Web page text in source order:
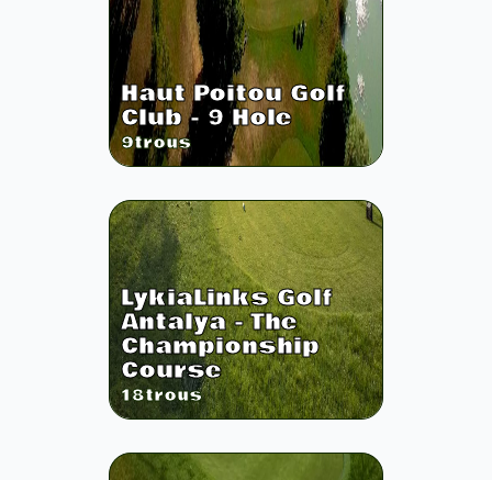
Haut Poitou Golf
Club - 9 Hole
9trous
LykiaLinks Golf
Antalya - The
Championship
Course
18trous